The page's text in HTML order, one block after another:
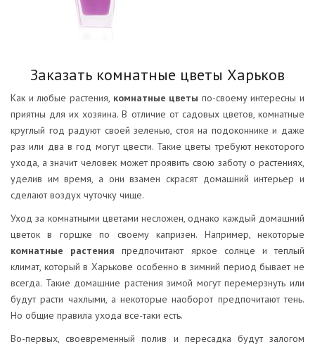
Заказать комнатные цветы Харьков
Как и любые растения, комнатные цветы по-своему интересны и
приятны для их хозяина. В отличие от садовых цветов, комнатные
круглый год радуют своей зеленью, стоя на подоконнике и даже
раз или два в год могут цвести. Такие цветы требуют некоторого
ухода, а значит человек может проявить свою заботу о растениях,
уделив им время, а они взамен скрасят домашний интерьер и
сделают воздух чуточку чище.
Уход за комнатными цветами несложен, однако каждый домашний
цветок в горшке по своему капризен. Например, некоторые
комнатные растения предпочитают яркое солнце и теплый
климат, который в Харькове особенно в зимний период бывает не
всегда. Такие домашние растения зимой могут перемерзнуть или
будут расти чахлыми, а некоторые наоборот предпочитают тень.
Но общие правила ухода все-таки есть.
Во-первых, своевременный полив и пересадка будут залогом